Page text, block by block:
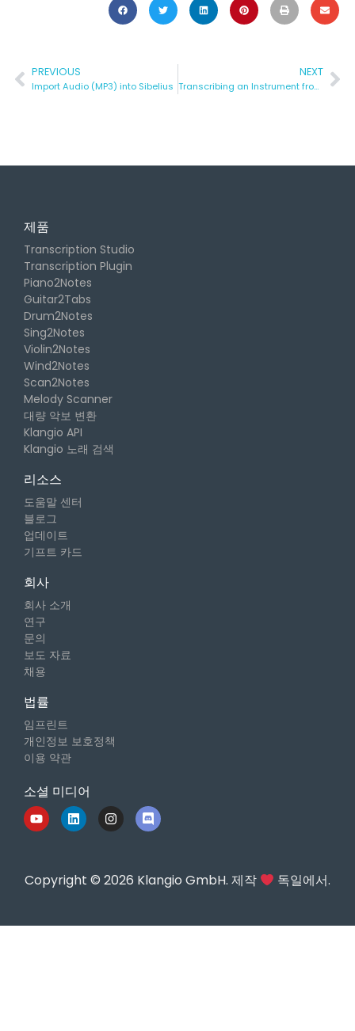
PREVIOUS
Import Audio (MP3) into Sibelius
NEXT
Transcribing an Instrument from a FULL Song | Klangio’s Transcription Wizard
제품
Transcription Studio
Transcription Plugin
Piano2Notes
Guitar2Tabs
Drum2Notes
Sing2Notes
Violin2Notes
Wind2Notes
Scan2Notes
Melody Scanner
대량 악보 변환
Klangio API
Klangio 노래 검색
리소스
도움말 센터
블로그
업데이트
기프트 카드
회사
회사 소개
연구
문의
보도 자료
채용
법률
임프린트
개인정보 보호정책
이용 약관
소셜 미디어
Copyright © 2026 Klangio GmbH. 제작 독일에서.